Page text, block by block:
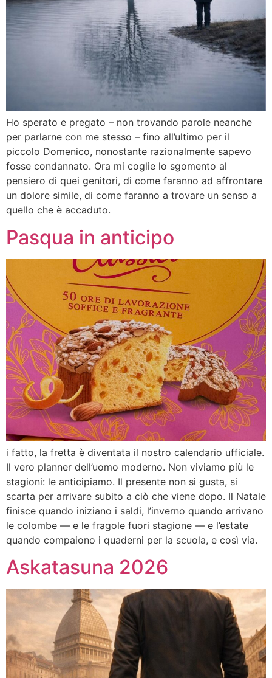
Ho sperato e pregato – non trovando parole neanche
per parlarne con me stesso – fino all’ultimo per il
piccolo Domenico, nonostante razionalmente sapevo
fosse condannato. Ora mi coglie lo sgomento al
pensiero di quei genitori, di come faranno ad affrontare
un dolore simile, di come faranno a trovare un senso a
quello che è accaduto.
Pasqua in anticipo
i fatto, la fretta è diventata il nostro calendario ufficiale.
Il vero planner dell’uomo moderno. Non viviamo più le
stagioni: le anticipiamo. Il presente non si gusta, si
scarta per arrivare subito a ciò che viene dopo. Il Natale
finisce quando iniziano i saldi, l’inverno quando arrivano
le colombe — e le fragole fuori stagione — e l’estate
quando compaiono i quaderni per la scuola, e così via.
Askatasuna 2026